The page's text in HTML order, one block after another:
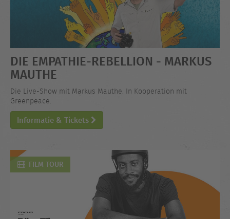
DIE EMPATHIE-REBELLION - MARKUS
MAUTHE
Die Live-Show mit Markus Mauthe. In Kooperation mit
Greenpeace.
Informatie & Tickets
FILM TOUR